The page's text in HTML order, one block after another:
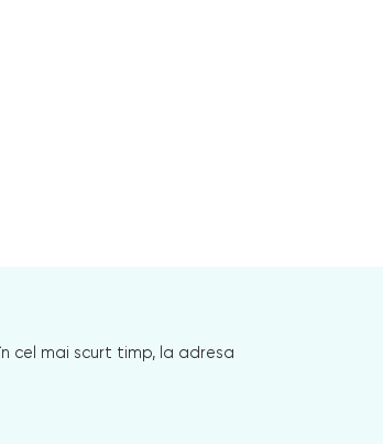
cel mai scurt timp, la adresa